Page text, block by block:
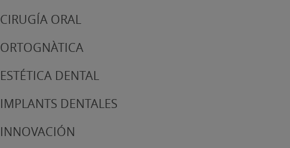
CIRUGÍA ORAL
ORTOGNÀTICA
ESTÉTICA DENTAL
IMPLANTS DENTALES
INNOVACIÓN